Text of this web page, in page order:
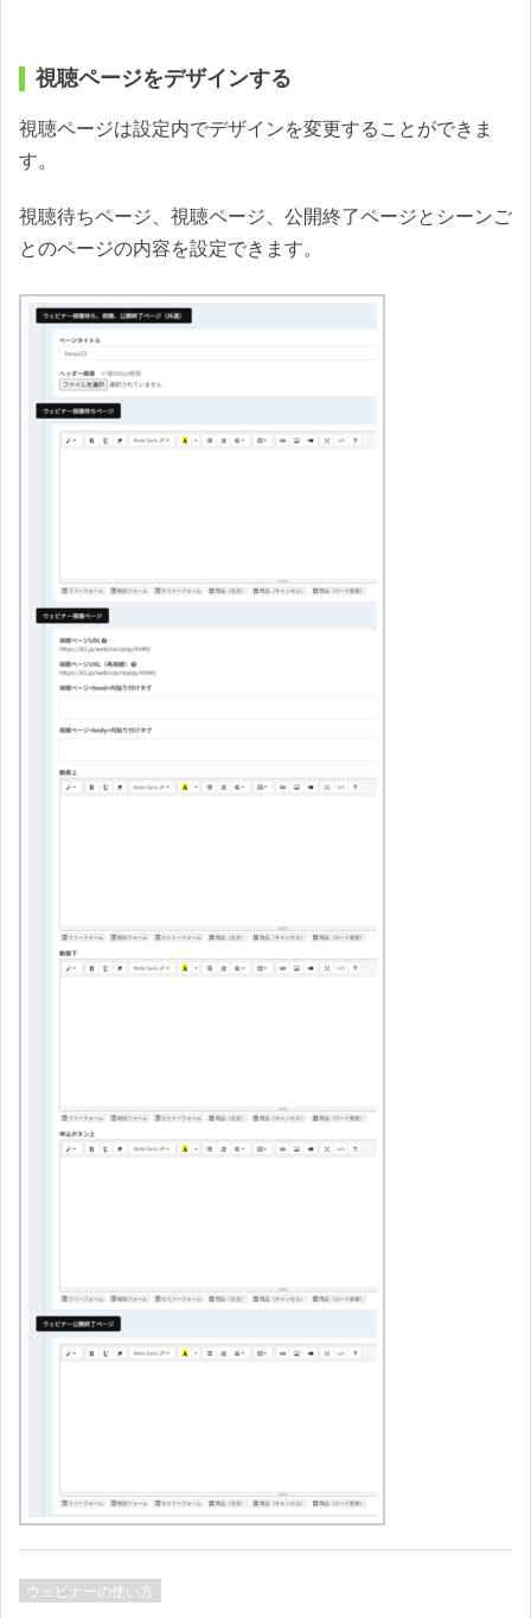
視聴ページをデザインする
視聴ページは設定内でデザインを変更することができま
す。
視聴待ちページ、視聴ページ、公開終了ページとシーンご
とのページの内容を設定できます。
ウェビナーの使い方